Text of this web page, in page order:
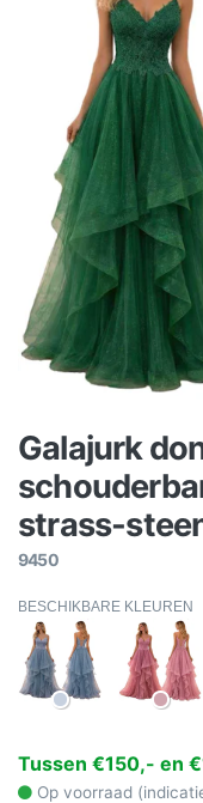
Galajurk
strass-
9450
BESCHIKBARE KLEUREN
Tussen €150,- en
Op voorraad